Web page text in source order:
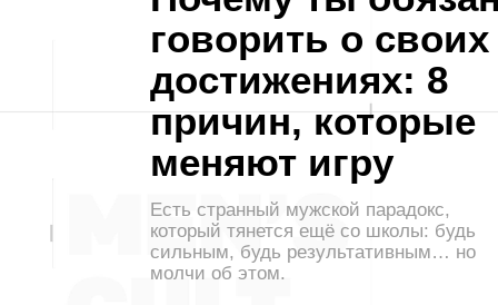
говорить о своих
достижениях: 8
причин, которые
меняют игру
Есть странный мужской парадокс,
который тянется ещё со школы: будь
сильным, будь результативным… но
молчи об этом.